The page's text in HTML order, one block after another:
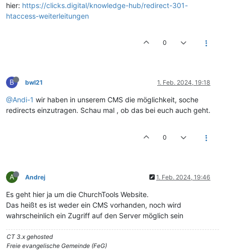
hier: https://clicks.digital/knowledge-hub/redirect-301-
htaccess-weiterleitungen
0
B bwl21 1. Feb. 2024, 19:18
@Andi-1 wir haben in unserem CMS die möglichkeit, soche
redirects einzutragen. Schau mal , ob das bei euch auch geht.
0
A Andrej 1. Feb. 2024, 19:46
Es geht hier ja um die ChurchTools Website.
Das heißt es ist weder ein CMS vorhanden, noch wird
wahrscheinlich ein Zugriff auf den Server möglich sein
CT 3.x gehosted
Freie evangelische Gemeinde (FeG)